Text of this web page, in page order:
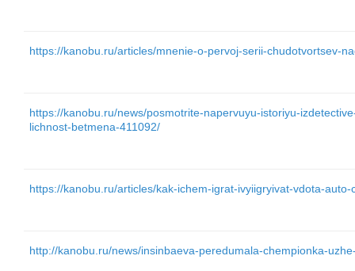
https://kanobu.ru/articles/mnenie-o-pervoj-serii-chudotvortsev-
https://kanobu.ru/news/posmotrite-napervuyu-istoriyu-
lichnost-betmena-411092/
https://kanobu.ru/articles/kak-ichem-igrat-ivyiigryivat-vdota-auto-
http://kanobu.ru/news/insinbaeva-peredumala-chempionka-